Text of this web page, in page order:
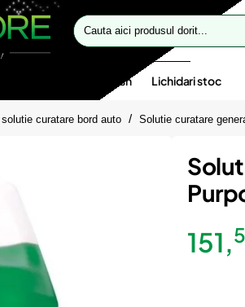
Cauta
aici
Oferte flash Lichidari stoc
solutie curatare bord auto Solutie curatare
151,